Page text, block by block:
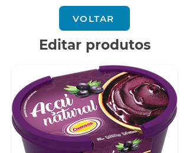
VOLTAR
Editar produtos